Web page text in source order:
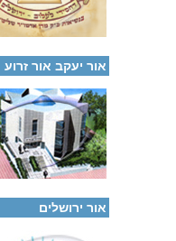
קטגוריות:
אגודות וארגונים-יהדות
אור יעקב אור זרוע
קטגוריות:
אור ירושלים
פרטים נוספים: